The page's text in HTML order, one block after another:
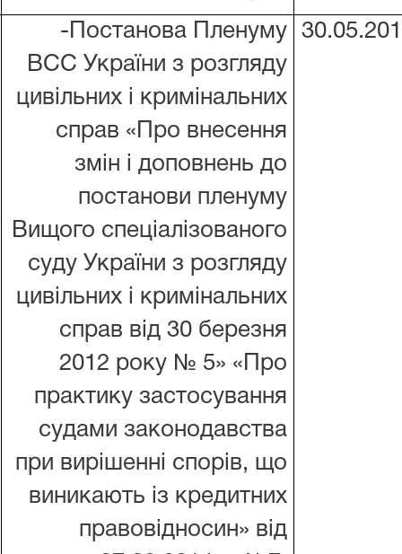
-Постанова Пленуму
ВСС України з розгляду
цивільних і кримінальних
справ «Про внесення
змін і доповнень до
постанови пленуму
Вищого спеціалізованого
суду України з розгляду
цивільних і кримінальних
справ від 30 березня
2012 року № 5» «Про
практику застосування
судами законодавства
при вирішенні спорів, що
виникають із кредитних
правовідносин» від